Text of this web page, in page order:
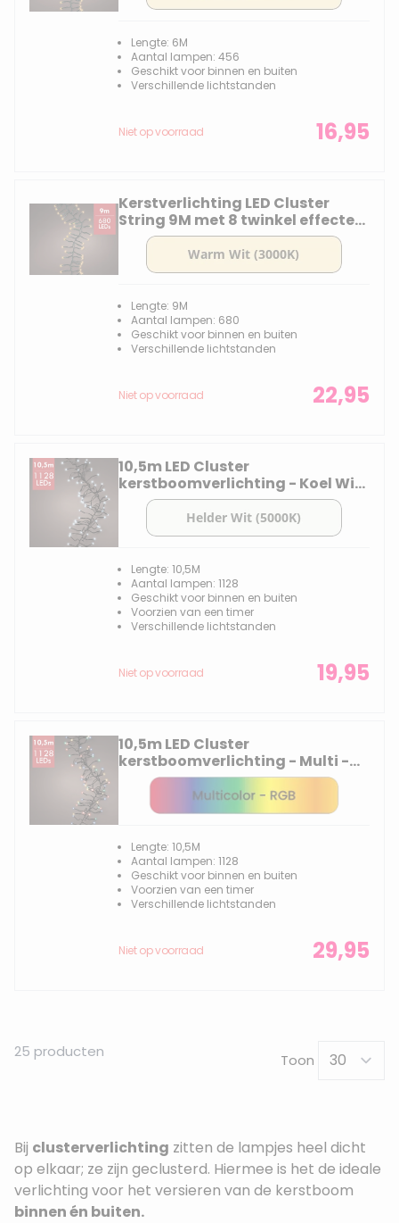
Lengte: 6M
Aantal lampen: 456
Geschikt voor binnen en buiten
Verschillende lichtstanden
Niet op voorraad 16,95
Kerstverlichting LED Cluster
String 9M met 8 twinkel effecten
- 680 lampjes
Lengte: 9M
Aantal lampen: 680
Geschikt voor binnen en buiten
Verschillende lichtstanden
Niet op voorraad 22,95
10,5m LED Cluster
kerstboomverlichting - Koel Wit
- 1128 lampjes - Dimbaar
Lengte: 10,5M
Aantal lampen: 1128
Geschikt voor binnen en buiten
Voorzien van een timer
Verschillende lichtstanden
Niet op voorraad 19,95
10,5m LED Cluster
kerstboomverlichting - Multi -
div lichtstanden - 1128 lampjes
Lengte: 10,5M
Aantal lampen: 1128
Geschikt voor binnen en buiten
Voorzien van een timer
Verschillende lichtstanden
Niet op voorraad 29,95
25 producten Toon
Bij clusterverlichting zitten de lampjes heel dicht
op elkaar; ze zijn geclusterd. Hiermee is het de ideale
verlichting voor het versieren van de kerstboom
binnen én buiten.